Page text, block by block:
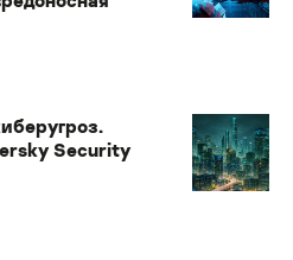
Security